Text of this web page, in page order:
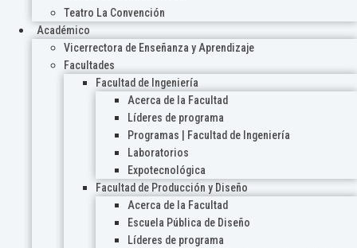
Teatro La Convención
Académico
Vicerrectora de Enseñanza y Aprendizaje
Facultades
Facultad de Ingeniería
Acerca de la Facultad
Líderes de programa
Programas | Facultad de Ingeniería
Laboratorios
Expotecnológica
Facultad de Producción y Diseño
Acerca de la Facultad
Escuela Pública de Diseño
Líderes de programa